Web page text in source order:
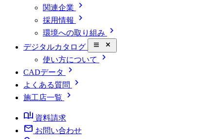
関連企業 chevron_right
採用情報 chevron_right
環境への取り組み chevron_right
デジタルカタログ close_small
使い方について chevron_right
CADデータ chevron_right
よくある質問 chevron_right
施工店一覧
chevron_right
book_ribbon 資料請求
mail お問い合わせ